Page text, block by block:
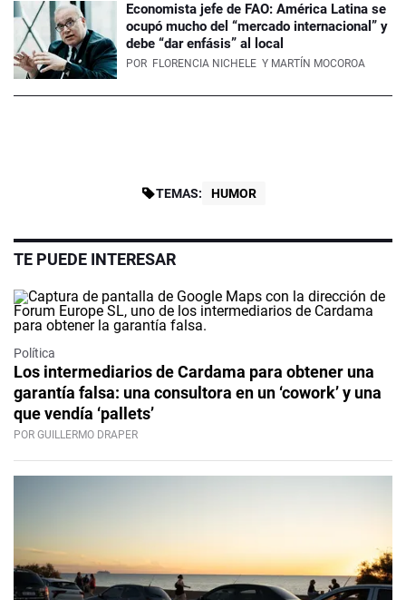
Economista jefe de FAO: América Latina se
ocupó mucho del “mercado internacional” y
debe “dar enfásis” al local
POR FLORENCIA NICHELE Y MARTÍN MOCOROA
TEMAS: HUMOR
TE PUEDE INTERESAR
Política
Los intermediarios de Cardama para obtener una
garantía falsa: una consultora en un ‘cowork’ y una
que vendía ‘pallets’
POR GUILLERMO DRAPER